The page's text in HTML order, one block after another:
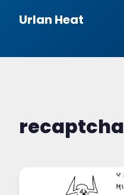
Urlan Heat
recaptcha